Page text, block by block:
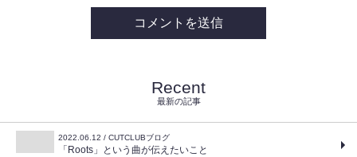
Recent
最新の記事
2022.06.12 / CUTCLUBブログ
「Roots」という曲が伝えたいこと